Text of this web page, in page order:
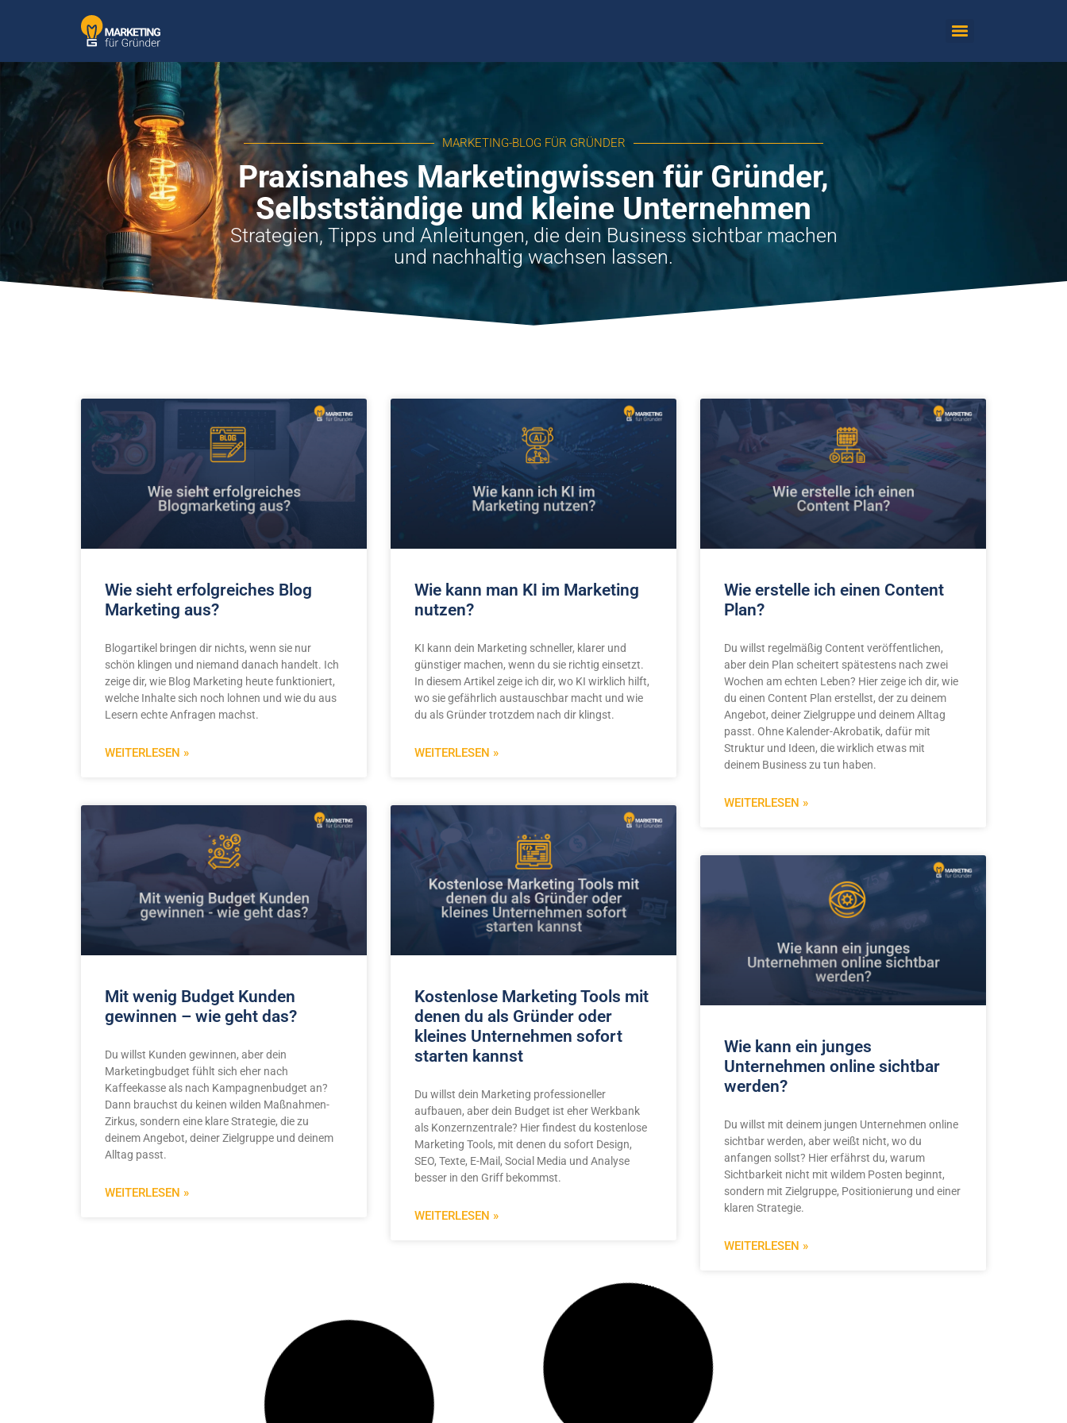
MARKETING-BLOG FÜR GRÜNDER
Praxisnahes Marketingwissen für Gründer,
Selbstständige und kleine Unternehmen
Strategien, Tipps und Anleitungen, die dein Business sichtbar machen
und nachhaltig wachsen lassen.
Wie sieht erfolgreiches Blog
Marketing aus?
Blogartikel bringen dir nichts, wenn sie nur
schön klingen und niemand danach handelt. Ich
zeige dir, wie Blog Marketing heute funktioniert,
welche Inhalte sich noch lohnen und wie du aus
Lesern echte Anfragen machst.
WEITERLESEN »
Wie kann man KI im Marketing
nutzen?
KI kann dein Marketing schneller, klarer und
günstiger machen, wenn du sie richtig einsetzt.
In diesem Artikel zeige ich dir, wo KI wirklich hilft,
wo sie gefährlich austauschbar macht und wie
du als Gründer trotzdem nach dir klingst.
WEITERLESEN »
Wie erstelle ich einen Content
Plan?
Du willst regelmäßig Content veröffentlichen,
aber dein Plan scheitert spätestens nach zwei
Wochen am echten Leben? Hier zeige ich dir, wie
du einen Content Plan erstellst, der zu deinem
Angebot, deiner Zielgruppe und deinem Alltag
passt. Ohne Kalender-Akrobatik, dafür mit
Struktur und Ideen, die wirklich etwas mit
deinem Business zu tun haben.
WEITERLESEN »
Mit wenig Budget Kunden
gewinnen – wie geht das?
Du willst Kunden gewinnen, aber dein
Marketingbudget fühlt sich eher nach
Kaffeekasse als nach Kampagnenbudget an?
Dann brauchst du keinen wilden Maßnahmen-
Zirkus, sondern eine klare Strategie, die zu
deinem Angebot, deiner Zielgruppe und deinem
Alltag passt.
WEITERLESEN »
Kostenlose Marketing Tools mit
denen du als Gründer oder
kleines Unternehmen sofort
starten kannst
Du willst dein Marketing professioneller
aufbauen, aber dein Budget ist eher Werkbank
als Konzernzentrale? Hier findest du kostenlose
Marketing Tools, mit denen du sofort Design,
SEO, Texte, E-Mail, Social Media und Analyse
besser in den Griff bekommst.
WEITERLESEN »
Wie kann ein junges
Unternehmen online sichtbar
werden?
Du willst mit deinem jungen Unternehmen online
sichtbar werden, aber weißt nicht, wo du
anfangen sollst? Hier erfährst du, warum
Sichtbarkeit nicht mit wildem Posten beginnt,
sondern mit Zielgruppe, Positionierung und einer
klaren Strategie.
WEITERLESEN »